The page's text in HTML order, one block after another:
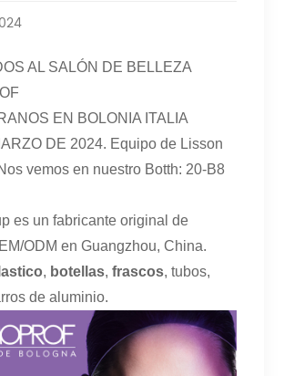
AL SALÓN DE BELLEZA
EN BOLONIA ITALIA
DE 2024. Equipo de Lisson
vemos en nuestro Botth: 20-B8
es un fabricante original de
ODM en Guangzhou, China.
, botellas,frascos, tubos,
de aluminio.